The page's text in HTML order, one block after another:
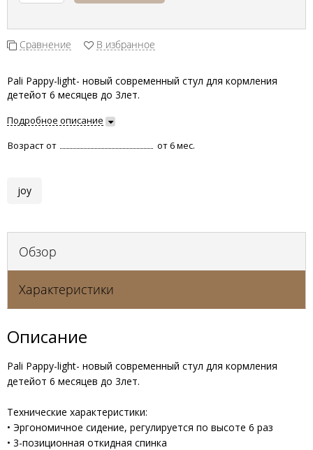
Сравнение В избранное
Pali Pappy-light- новый современный стул для кормления
детейот 6 месяцев до 3лет.
Подробное описание
Возраст от
от 6 мес.
joy
Обзор
Характеристики
Описание
Pali Pappy-light- новый современный стул для кормления
детейот 6 месяцев до 3лет.
Технические характеристики:
• Эргономичное сидение, регулируется по высоте 6 раз
• 3-позиционная откидная спинка